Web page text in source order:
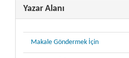
Yazar Alanı
Makale Göndermek İçin